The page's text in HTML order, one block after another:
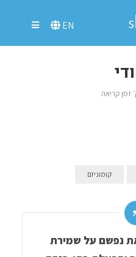
EN
קומוניזם
נפשם על שמירת